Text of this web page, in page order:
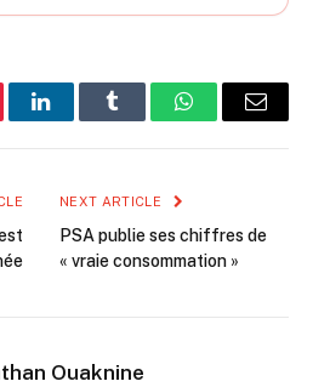
LinkedInTumblr WhatsAppEmail
NEXT ARTICLE
PSA publie ses chiffres de
« vraie consommation »
Ouaknine